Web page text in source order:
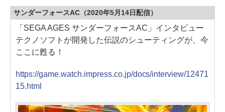
サンダーフォースAC（2020年5月14日配信）
「SEGA AGES サンダーフォースAC」インタビュー
テクノソフトが開発した伝説のシューティングが、今
ここに甦る！
https://game.watch.impress.co.jp/docs/interview/12471
15.html